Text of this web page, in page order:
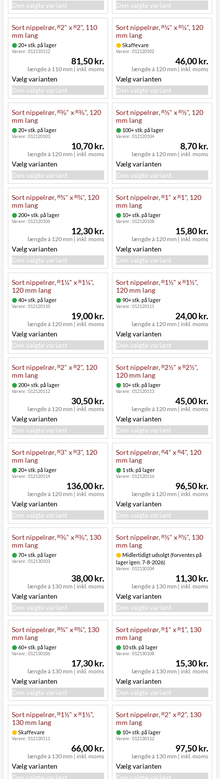
Den valgte variant
Den valgte variant
Sort nippelrør, ᴿ2" x ᴿ2", 110
mm lang
20+ stk. på lager
Varenr.:012110112
længde á 110 mm | inkl. moms
81,50 kr.
Vælg varianten
Den valgte variant
Sort nippelrør, ᴿ¼" x ᴿ¼", 120
mm lang
Skaffevare
Varenr.:012120102
længde á 120 mm | inkl. moms
46,00 kr.
Vælg varianten
Den valgte variant
Sort nippelrør, ᴿ⅜" x ᴿ⅜", 120
mm lang
20+ stk. på lager
Varenr.:012120103
længde á 120 mm | inkl. moms
10,70 kr.
Vælg varianten
Den valgte variant
Sort nippelrør, ᴿ½" x ᴿ½", 120
mm lang
100+ stk. på lager
Varenr.:012120104
længde á 120 mm | inkl. moms
8,70 kr.
Vælg varianten
Den valgte variant
Sort nippelrør, ᴿ¾" x ᴿ¾", 120
mm lang
200+ stk. på lager
Varenr.:012120106
længde á 120 mm | inkl. moms
12,30 kr.
Vælg varianten
Den valgte variant
Sort nippelrør, ᴿ1" x ᴿ1", 120
mm lang
10+ stk. på lager
Varenr.:012120108
længde á 120 mm | inkl. moms
15,80 kr.
Vælg varianten
Den valgte variant
Sort nippelrør, ᴿ1¼" x ᴿ1¼",
120 mm lang
40+ stk. på lager
Varenr.:012120110
længde á 120 mm | inkl. moms
19,00 kr.
Vælg varianten
Den valgte variant
Sort nippelrør, ᴿ1½" x ᴿ1½",
120 mm lang
90+ stk. på lager
Varenr.:012120111
længde á 120 mm | inkl. moms
24,00 kr.
Vælg varianten
Den valgte variant
Sort nippelrør, ᴿ2" x ᴿ2", 120
mm lang
200+ stk. på lager
Varenr.:012120112
længde á 120 mm | inkl. moms
30,50 kr.
Vælg varianten
Den valgte variant
Sort nippelrør, ᴿ2½" x ᴿ2½",
120 mm lang
10+ stk. på lager
Varenr.:012120113
længde á 120 mm | inkl. moms
45,00 kr.
Vælg varianten
Den valgte variant
Sort nippelrør, ᴿ3" x ᴿ3", 120
mm lang
20+ stk. på lager
Varenr.:012120114
længde á 120 mm | inkl. moms
136,00 kr.
Vælg varianten
Den valgte variant
Sort nippelrør, ᴿ4" x ᴿ4", 120
mm lang
1 stk. på lager
Varenr.:012120116
længde á 120 mm | inkl. moms
96,50 kr.
Vælg varianten
Den valgte variant
Sort nippelrør, ᴿ⅜" x ᴿ⅜", 130
mm lang
70+ stk. på lager
Varenr.:012130103
længde á 130 mm | inkl. moms
38,00 kr.
Vælg varianten
Den valgte variant
Sort nippelrør, ᴿ½" x ᴿ½", 130
mm lang
Midlertidigt udsolgt (forventes på
lager igen: 7-8-2026)
Varenr.:012130104
længde á 130 mm | inkl. moms
11,30 kr.
Vælg varianten
Den valgte variant
Sort nippelrør, ᴿ¾" x ᴿ¾", 130
mm lang
60+ stk. på lager
Varenr.:012130106
længde á 130 mm | inkl. moms
17,30 kr.
Vælg varianten
Den valgte variant
Sort nippelrør, ᴿ1" x ᴿ1", 130
mm lang
10 stk. på lager
Varenr.:012130108
længde á 130 mm | inkl. moms
15,30 kr.
Vælg varianten
Den valgte variant
Sort nippelrør, ᴿ1½" x ᴿ1½",
130 mm lang
Skaffevare
Varenr.:012130111
længde á 130 mm | inkl. moms
66,00 kr.
Vælg varianten
Den valgte variant
Sort nippelrør, ᴿ2" x ᴿ2", 130
mm lang
10+ stk. på lager
Varenr.:012130112
længde á 130 mm | inkl. moms
97,50 kr.
Vælg varianten
Den valgte variant